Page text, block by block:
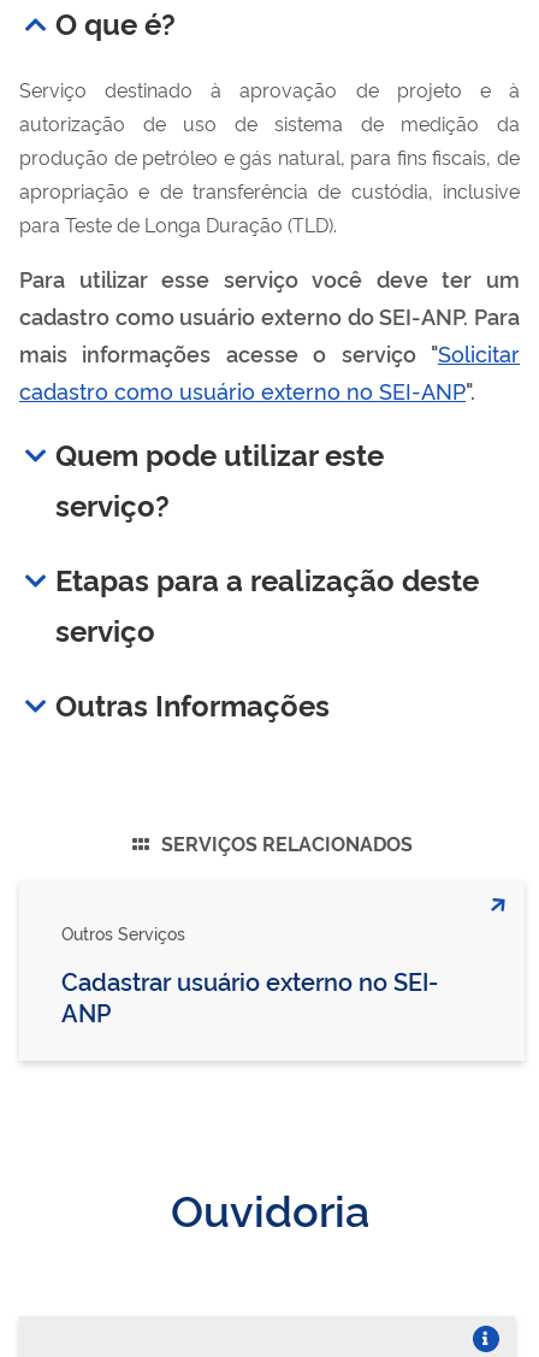
O que é?
Serviço destinado à aprovação de projeto e à
autorização de uso de sistema de medição da
produção de petróleo e gás natural, para fins fiscais, de
apropriação e de transferência de custódia, inclusive
para Teste de Longa Duração (TLD).
Para utilizar esse serviço você deve ter um
cadastro como usuário externo do SEI-ANP. Para
mais informações acesse o serviço "Solicitar
cadastro como usuário externo no SEI-ANP".
Quem pode utilizar este
serviço?
Etapas para a realização deste
serviço
Outras Informações
SERVIÇOS RELACIONADOS
Outros Serviços
Cadastrar usuário externo no SEI-
ANP
Ouvidoria